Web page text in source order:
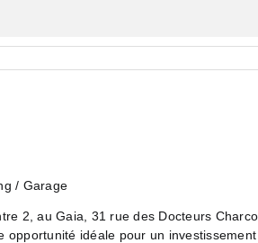
/ Garage
2, au Gaia, 31 rue des Docteurs
idéale pour un